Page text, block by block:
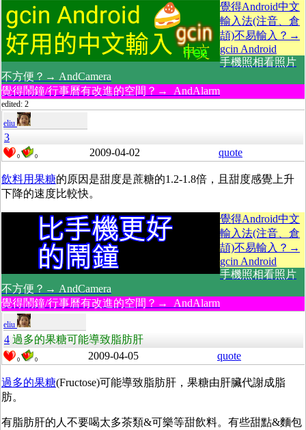
覺得Android中文
輸入法(注音、倉
頡)不易輸入？→
gcin Android
手機照相看照片
不方便？→ AndCamera
覺得鬧鐘/行事曆有改進的空間？→ AndAlarm
edited: 2
eliu
3
0 0 2009-04-02 quote
飲料用果糖的原因是甜度是蔗糖的1.2-1.8倍，且甜度感覺上升
下降的速度比較快。
覺得Android中文
輸入法(注音、倉
頡)不易輸入？→
gcin Android
手機照相看照片
不方便？→ AndCamera
覺得鬧鐘/行事曆有改進的空間？→ AndAlarm
eliu
4 過多的果糖可能導致脂肪肝
0 0 2009-04-05 quote
過多的果糖(Fructose)可能導致脂肪肝，果糖由肝臟代謝成脂
肪。
有脂肪肝的人不要喝太多茶類&可樂等甜飲料。有些甜點&麵包